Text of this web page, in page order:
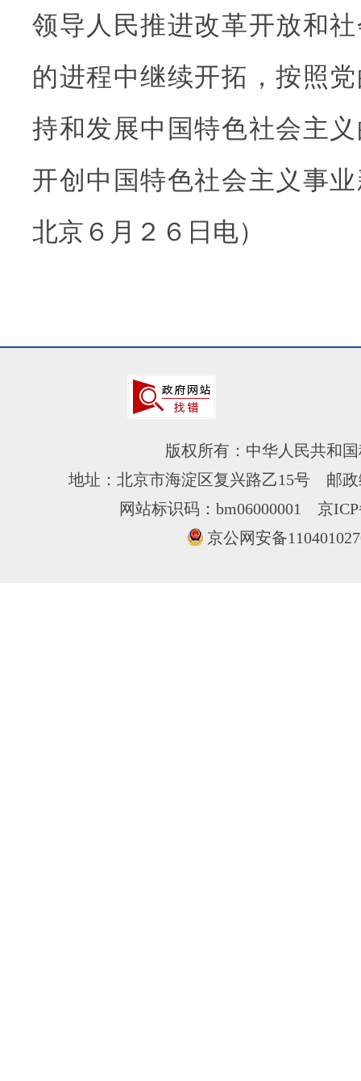
领导人民推进改革开放和
的进程中继续开拓，按照
持和发展中国特色社会主
开创中国特色社会主义事
北京６月２６日电）
版权所有：中华人民共和
地址：北京市海淀区复兴路乙15号 邮
网站标识码：bm06000001 京
京公网安备